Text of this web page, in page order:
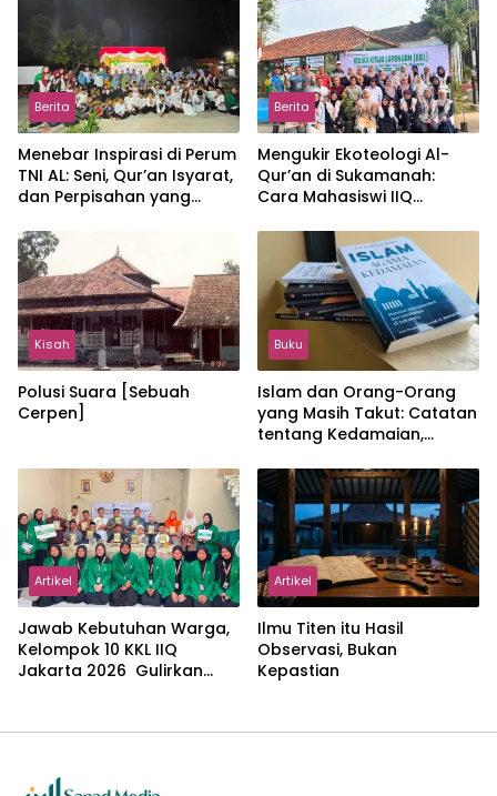
Berita
Menebar Inspirasi di Perum
TNI AL: Seni, Qur’an Isyarat,
dan Perpisahan yang
Berita
Mengukir Ekoteologi Al-
Qur’an di Sukamanah:
Cara Mahasiswi IIQ
Jonggol
Kisah
Polusi Suara [Sebuah
Cerpen]
Buku
Islam dan Orang-Orang
yang Masih Takut: Catatan
tentang Kedamaian,
dalam Pemikiran Masykuri
Abdillah
Artikel
Jawab Kebutuhan Warga,
Kelompok 10 KKL IIQ
Jakarta 2026 Gulirkan
Artikel
Ilmu Titen itu Hasil
Observasi, Bukan
Kepastian